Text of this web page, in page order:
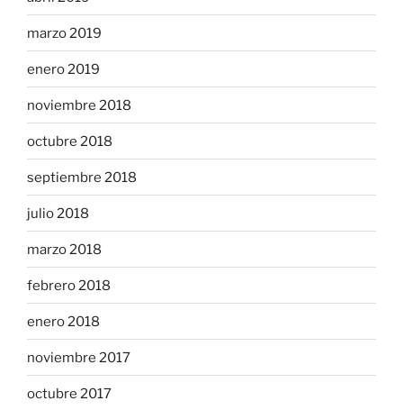
marzo 2019
enero 2019
noviembre 2018
octubre 2018
septiembre 2018
julio 2018
marzo 2018
febrero 2018
enero 2018
noviembre 2017
octubre 2017